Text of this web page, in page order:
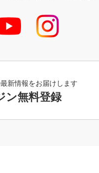
新情報をお届けします
ン無料登録